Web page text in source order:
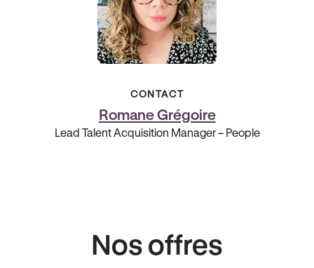
CONTACT
Romane Grégoire
Lead Talent Acquisition Manager – People
Nos offres